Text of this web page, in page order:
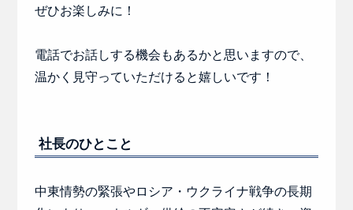
ぜひお楽しみに！
電話でお話しする機会もあるかと思いますので、
温かく見守っていただけると嬉しいです！
社長のひとこと
中東情勢の緊張やロシア・ウクライナ戦争の長期